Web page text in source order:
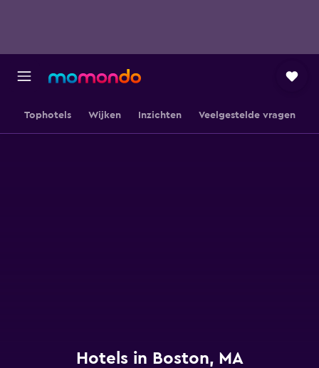
Tophotels Wijken Inzichten Veelgestelde vragen
Hotels in Boston, MA